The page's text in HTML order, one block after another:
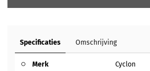
Specificaties Omschrijving
Merk Cyclon